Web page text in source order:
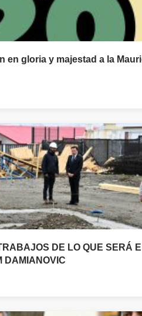
en gloria y majestad a la
DE LO QUE SERÁ
DAMIANOVIC